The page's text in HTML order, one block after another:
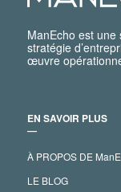
ManEcho est une
stratégie
œuvre
EN SAVOIR PLUS
―
À PROPOS DE
LE BLOG